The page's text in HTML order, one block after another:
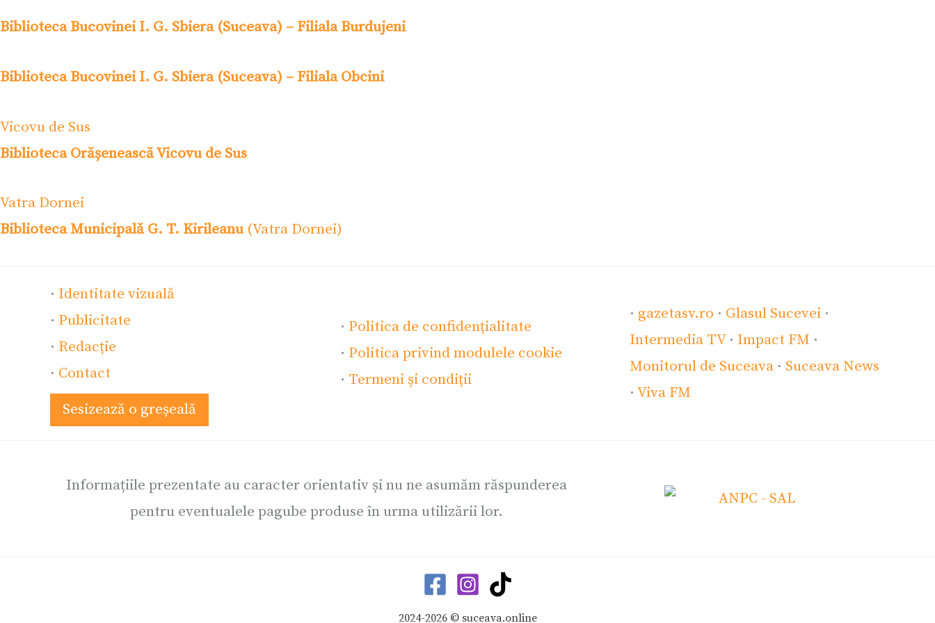
Biblioteca Bucovinei I. G. Sbiera (Suceava) – Filiala Burdujeni
Biblioteca Bucovinei I. G. Sbiera (Suceava) – Filiala Obcini
Vicovu de Sus
Biblioteca Orășenească Vicovu de Sus
Vatra Dornei
Biblioteca Municipală G. T. Kirileanu(Vatra Dornei)
· Identitate vizuală
· Publicitate
· Redacție
· Contact
Sesizează o greșeală
· Politica de confidențialitate
· Politica privind modulele cookie
· Termeni și condiții
· gazetasv.ro · Glasul Sucevei ·
Intermedia TV· Impact FM ·
Monitorul de Suceava · Suceava News
·Viva FM
Informațiile prezentate au caracter orientativ și nu ne asumăm răspunderea
pentru eventualele pagube produse în urma utilizării lor.
2024-2026 © suceava.online